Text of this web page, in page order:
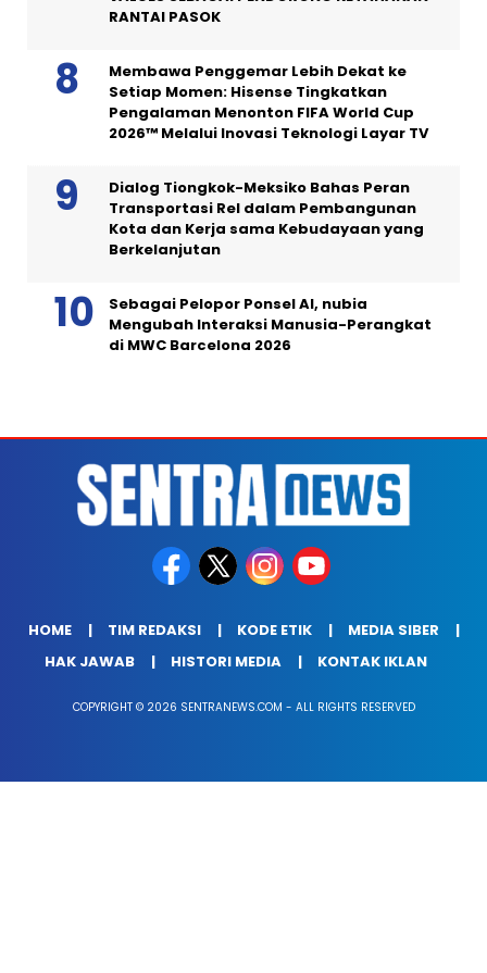
RANTAI PASOK
Membawa Penggemar Lebih Dekat ke
Setiap Momen: Hisense Tingkatkan
Pengalaman Menonton FIFA World Cup
2026™ Melalui Inovasi Teknologi Layar TV
Dialog Tiongkok-Meksiko Bahas Peran
Transportasi Rel dalam Pembangunan
Kota dan Kerja sama Kebudayaan yang
Berkelanjutan
Sebagai Pelopor Ponsel AI, nubia
Mengubah Interaksi Manusia-Perangkat
di MWC Barcelona 2026
HOME TIM REDAKSI KODE ETIK
MEDIA SIBER
HAK JAWAB
HISTORI MEDIA KONTAK IKLAN
COPYRIGHT © 2026 SENTRANEWS.COM - ALL RIGHTS RESERVED